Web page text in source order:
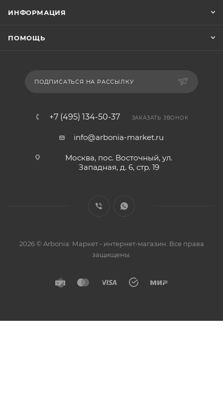
ИНФОРМАЦИЯ
ПОМОЩЬ
ПОДПИСАТЬСЯ НА РАССЫЛКУ
+7 (495) 134-50-37 ЗАКАЗАТЬ ЗВОНОК
info@arbonia-market.ru
Москва, пос. Восточный, ул.
Западная, д. 6, стр. 19
2026 © Arbonia: Маркет - интернет-магазин. Все права
защищены.